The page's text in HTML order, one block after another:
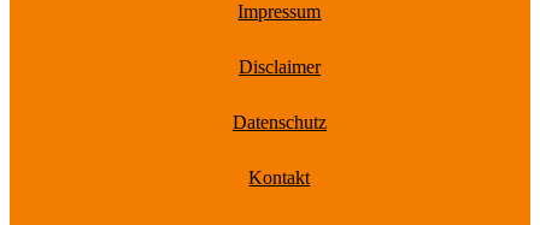
Impressum
Disclaimer
Datenschutz
Kontakt